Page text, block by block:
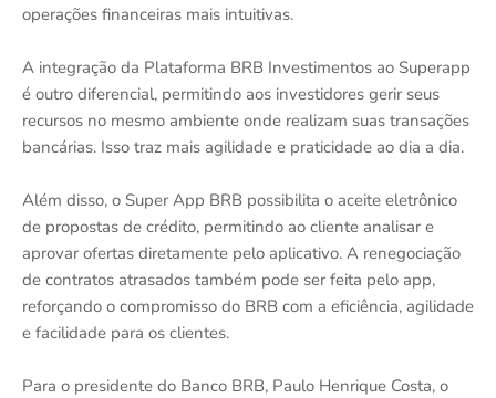
operações financeiras mais intuitivas.
A integração da Plataforma BRB Investimentos ao Superapp
é outro diferencial, permitindo aos investidores gerir seus
recursos no mesmo ambiente onde realizam suas transações
bancárias. Isso traz mais agilidade e praticidade ao dia a dia.
Além disso, o Super App BRB possibilita o aceite eletrônico
de propostas de crédito, permitindo ao cliente analisar e
aprovar ofertas diretamente pelo aplicativo. A renegociação
de contratos atrasados também pode ser feita pelo app,
reforçando o compromisso do BRB com a eficiência, agilidade
e facilidade para os clientes.
Para o presidente do Banco BRB, Paulo Henrique Costa, o